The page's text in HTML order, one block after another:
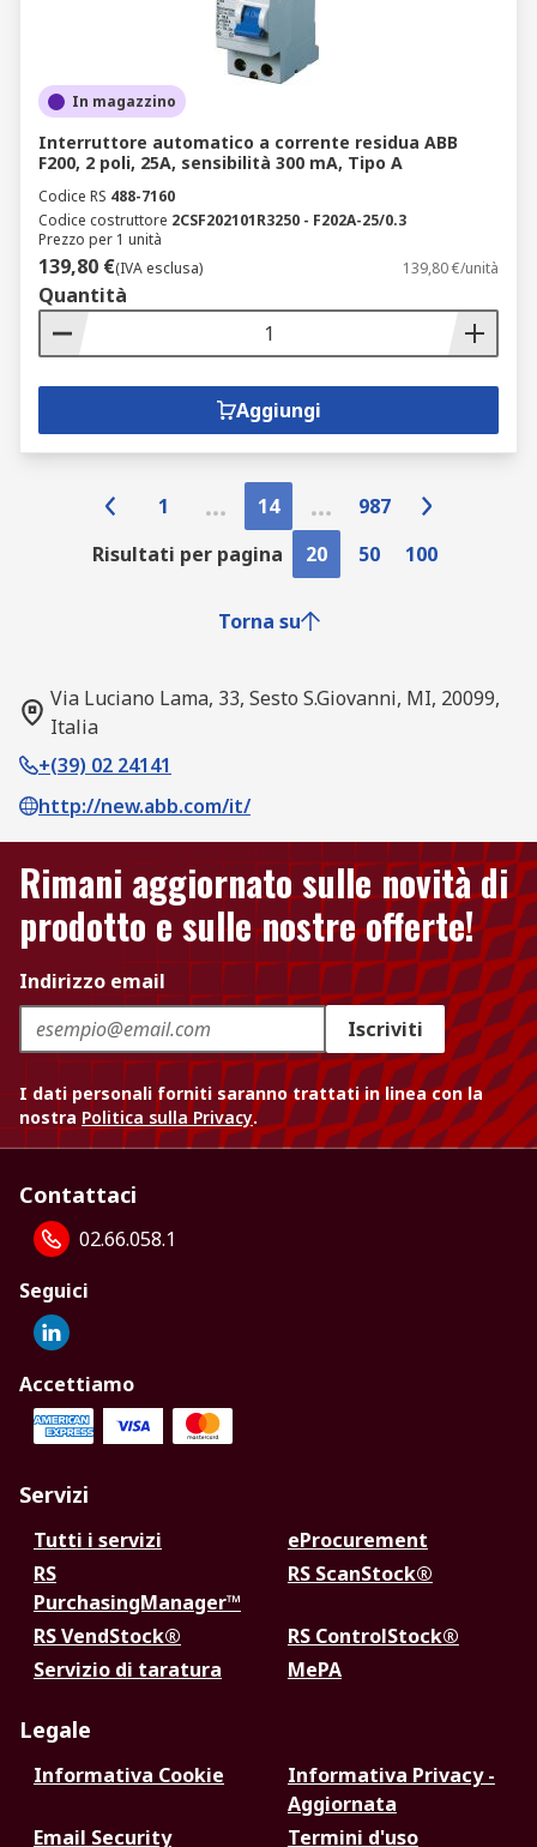
In magazzino
Interruttore automatico a corrente residua ABB
F200, 2 poli, 25A, sensibilità 300 mA, Tipo A
Codice RS 488-7160
Codice costruttore 2CSF202101R3250 - F202A-25/0.3
Prezzo per 1 unità
139,80 €(IVA esclusa) 139,80 €/unità
Quantità
Aggiungi
1 14
987
Risultati per pagina
20 50 100
Torna su
Via Luciano Lama, 33, Sesto S.Giovanni, MI, 20099,
Italia
+(39) 02 24141
http://new.abb.com/it/
Rimani aggiornato sulle novità di
prodotto e sulle nostre offerte!
Indirizzo email
Iscriviti
I dati personali forniti saranno trattati in linea con la
nostra Politica sulla Privacy.
Contattaci
02.66.058.1
Seguici
Accettiamo
Servizi
Tutti i servizi
eProcurement
RS
PurchasingManager™
RS ScanStock®
RS VendStock®
RS ControlStock®
Servizio di taratura
MePA
Legale
Informativa Cookie
Informativa Privacy -
Aggiornata
Email Security
Termini d'uso